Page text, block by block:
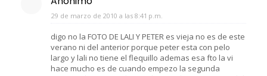
29 de marzo de 2010 a las 8:41 p.m.
digo no la FOTO DE LALI Y PETER es vieja no es de este
verano ni del anterior porque peter esta con pelo
largo y lali no tiene el flequillo ademas esa fto la vi
hace mucho es de cuando empezo la segunda